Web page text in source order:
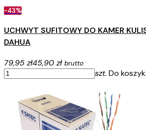
-43%
UCHWYT SUFITOWY DO KAMER
DAHUA
79,95 zł45,90 zł brutto
szt. Do